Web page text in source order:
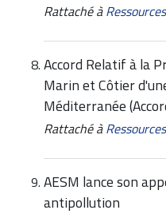
Rattaché à Ressources
Accord Relatif à la
Marin et Côtier
Méditerranée
Rattaché à Ressources
AESM lance son
antipollution